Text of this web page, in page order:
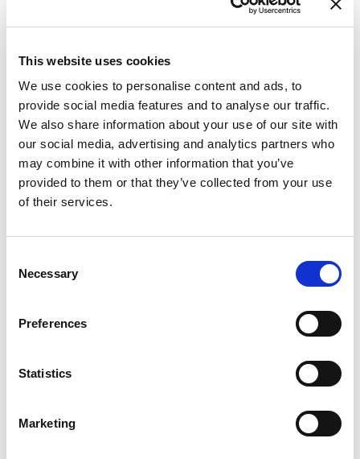
This website uses cookies
We use cookies to personalise content and ads, to
provide social media features and to analyse our traffic.
We also share information about your use of our site with
our social media, advertising and analytics partners who
may combine it with other information that you’ve
provided to them or that they’ve collected from your use
of their services.
Selection
Necessary
Preferences
Statistics
Marketing
PurjejahtiHanse 348 First
Wind
Puola, Gdansk
Przystan Cesarska
Pyydä saatavuustiedot
Rakennusvuosi
Kajuutit
8